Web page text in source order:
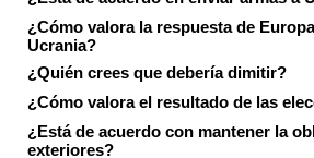
¿Cómo valora la respuesta de
Ucrania?
¿Quién crees que debería dimitir?
¿Cómo valora el resultado de las
¿Está de acuerdo con mantener la
exteriores?